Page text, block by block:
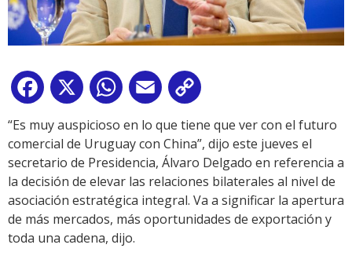
Facebook
X WhatsApp
Email
Link
“Es muy auspicioso en lo que tiene que ver con el futuro
comercial de Uruguay con China”, dijo este jueves el
secretario de Presidencia, Álvaro Delgado en referencia a
la decisión de elevar las relaciones bilaterales al nivel de
asociación estratégica integral. Va a significar la apertura
de más mercados, más oportunidades de exportación y
toda una cadena, dijo.